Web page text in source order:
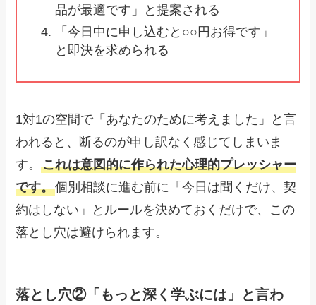
品が最適です」と提案される
「今日中に申し込むと○○円お得です」
と即決を求められる
1対1の空間で「あなたのために考えました」と言
われると、断るのが申し訳なく感じてしまいま
す。これは意図的に作られた心理的プレッシャー
です。個別相談に進む前に「今日は聞くだけ、契
約はしない」とルールを決めておくだけで、この
落とし穴は避けられます。
落とし穴②「もっと深く学ぶには」と言わ